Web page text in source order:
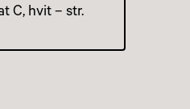
C, hvit – str.